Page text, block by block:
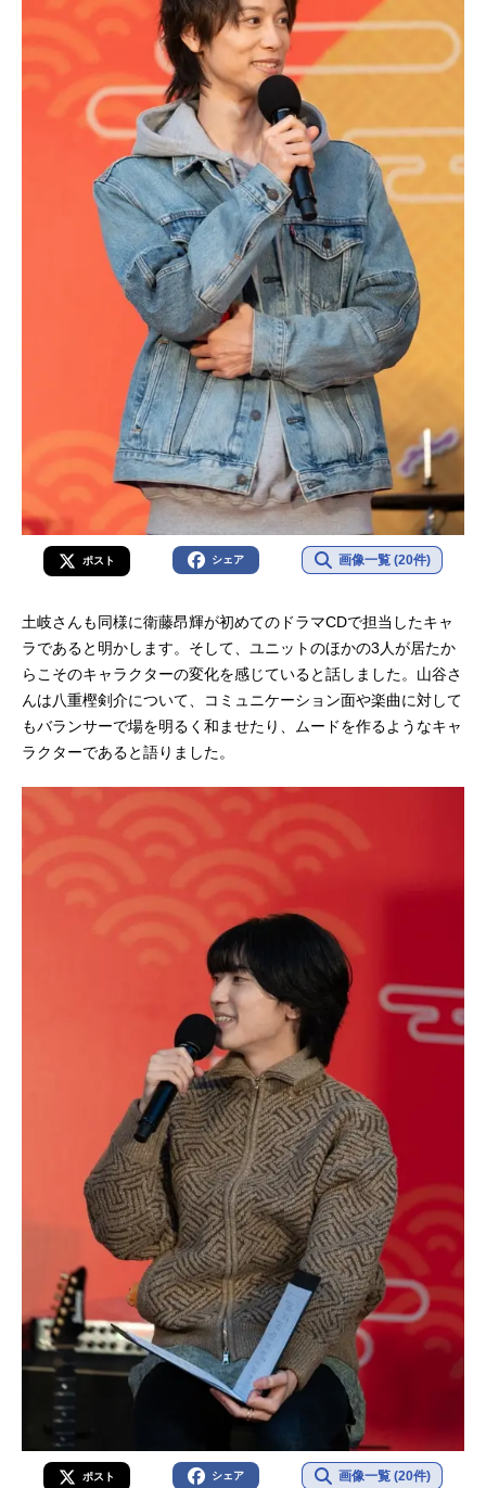
ポスト シェア 画像一覧 (20件)
土岐さんも同様に衛藤昂輝が初めてのドラマCDで担当したキャ
ラであると明かします。そして、ユニットのほかの3人が居たか
らこそのキャラクターの変化を感じていると話しました。山谷さ
んは八重樫剣介について、コミュニケーション面や楽曲に対して
もバランサーで場を明るく和ませたり、ムードを作るようなキャ
ラクターであると語りました。
ポスト シェア 画像一覧 (20件)